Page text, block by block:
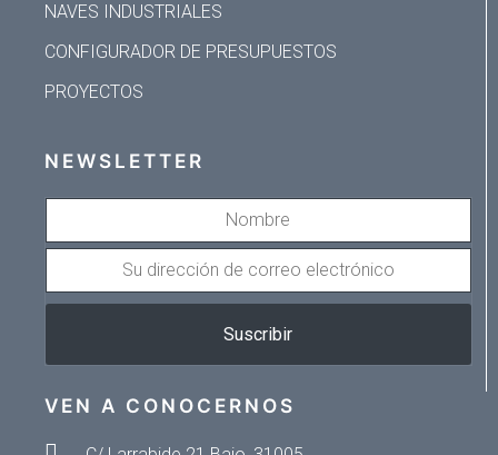
NAVES INDUSTRIALES
CONFIGURADOR DE PRESUPUESTOS
PROYECTOS
NEWSLETTER
DIRECCIÓN
Suscribir
VEN A CONOCERNOS